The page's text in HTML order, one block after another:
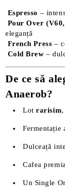
Espresso –
Pour Over
eleganță
French Press –
Cold Brew –
De ce să
Anaerob?
Lotrarisim
Fermentație
Dulceață
Cafea
Un Single